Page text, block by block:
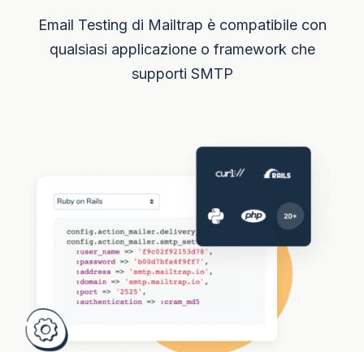
Email Testing di Mailtrap è compatibile con
qualsiasi applicazione o framework che
supporti SMTP